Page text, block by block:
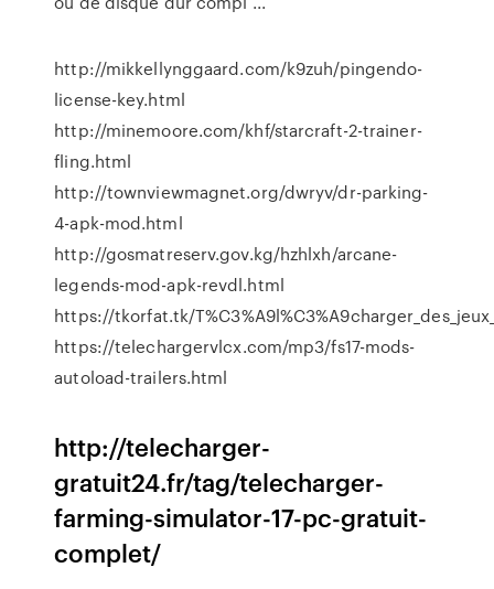
http://mikkellynggaard.com/k9zuh/pingendo-
license-key.html
http://minemoore.com/khf/starcraft-2-trainer-
fling.html
http://townviewmagnet.org/dwryv/dr-parking-
4-apk-mod.html
http://gosmatreserv.gov.kg/hzhlxh/arcane-
legends-mod-apk-revdl.html
https://tkorfat.tk/
https://telechargervlcx.com/mp3/fs17-mods-
autoload-trailers.html
http://telecharger-
gratuit24.fr/tag/telecharger-
farming-simulator-17-pc-gratuit-
complet/